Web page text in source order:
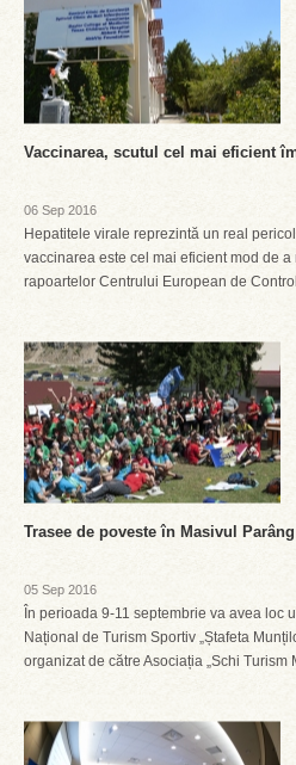
Vaccinarea, scutul cel mai eficient
06 Sep 2016
Hepatitele virale reprezintă un real
vaccinarea este cel mai eficient mod de
rapoartelor Centrului European de
Trasee de poveste în Masivul
05 Sep 2016
În perioada 9-11 septembrie va avea loc
Național de Turism Sportiv „Ștafeta
organizat de către Asociația „Schi Turism